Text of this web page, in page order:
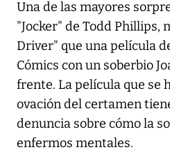
Una de las mayores
"Jocker" de Todd Phillips,
Driver" que una película
Cómics con un soberbio
frente. La película que se
ovación del certamen
denuncia sobre cómo la
enfermos mentales.